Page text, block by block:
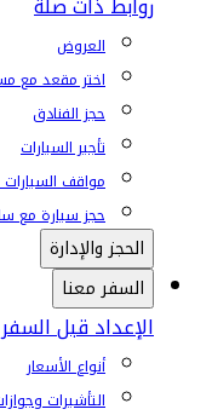
العروض
اختر مقعد مع
حجز الفنادق
تأجير السيارات
مواقف
حجز سيارة مع
الحجز والإدارة
السفر معنا
الإعداد قبل السفر
أنواع الأسعار
التأشيرات